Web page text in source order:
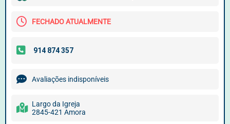
FECHADO ATUALMENTE
Avaliações indisponíveis
Largo da Igreja
2845-421 Amora